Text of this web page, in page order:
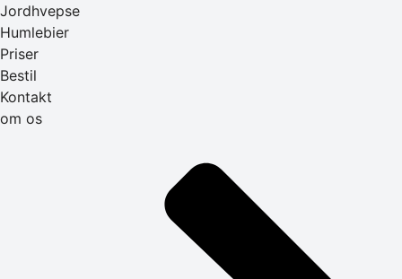
Jordhvepse
Humlebier
Priser
Bestil
Kontakt
om os